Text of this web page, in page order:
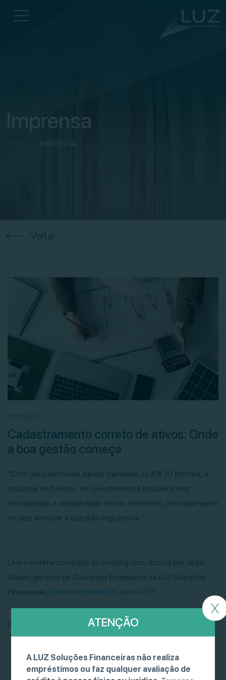
ATENÇÃO
X
A LUZ Soluções Financeiras não realiza
empréstimos ou faz qualquer avaliação de
Imprensa
IMPRENSA
Voltar
11/03/25
Cadastramento correto de ativos: Onde
a boa gestão começa
“Com um patrimônio líquido beirando os R$ 10 trilhões, a
indústria de fundos de investimentos brasileira tem
incorporado e demandado novas vertentes, principalmente
no que envolve a questão regulatória.”
Leia a matéria completa do Inveting.com, escrita por João
Gasch, gerente de Customer Experience na LUZ Soluções
Financeiras, clicando nesse link , ou no PDF.
Fonte: Investing.com